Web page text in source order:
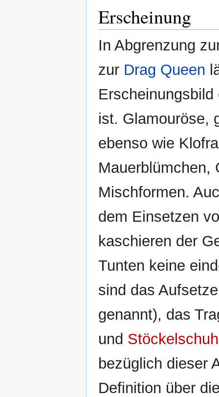
Erscheinung
In Abgrenzung
zur Drag Queen
ist. Glamouröse,
ebenso wie
Mauerblümchen,
Mischformen.
dem Einsetzen
kaschieren der
Tunten keine
sind das
genannt), das
und
bezüglich dieser
Definition über